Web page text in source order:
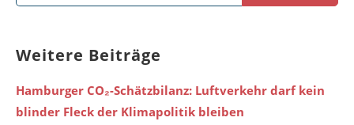
Weitere Beiträge
Hamburger CO₂-Schätzbilanz: Luftverkehr darf kein
blinder Fleck der Klimapolitik bleiben